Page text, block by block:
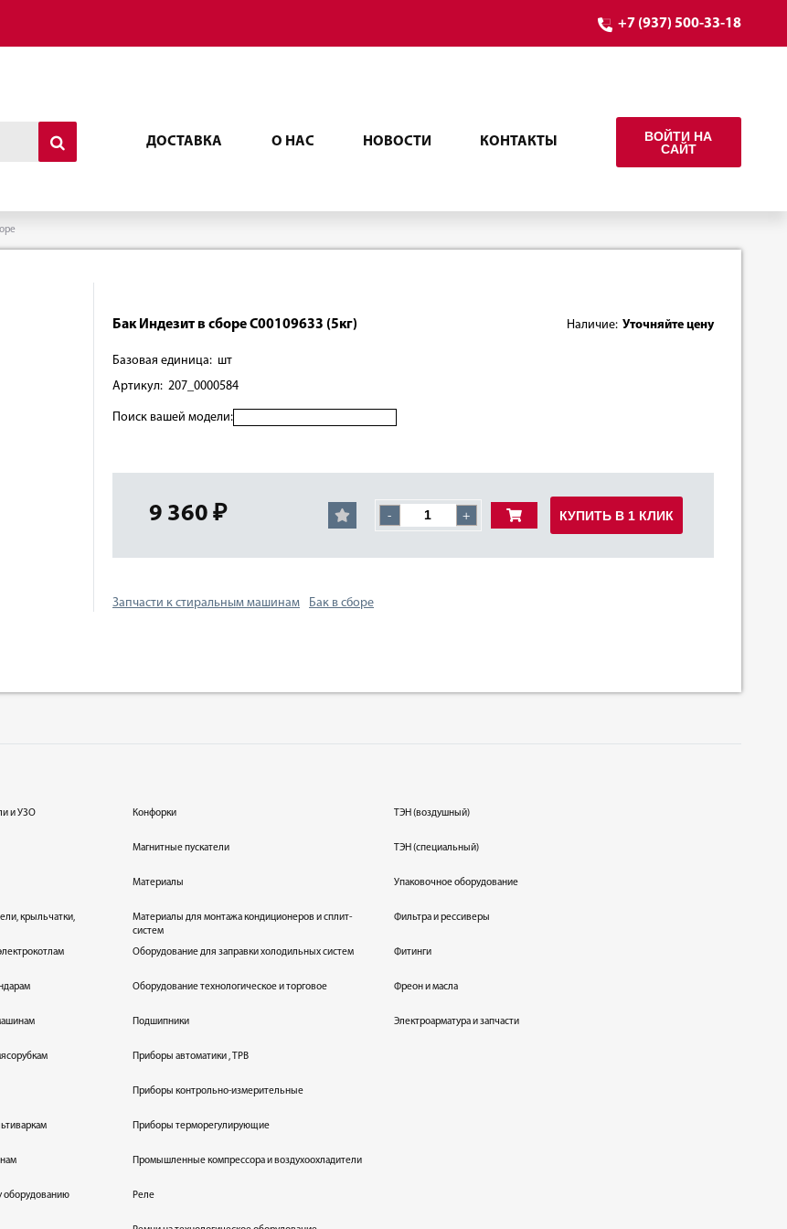
+7 (937) 500-33-18
ДОСТАВКА О НАС НОВОСТИ КОНТАКТЫ
ВОЙТИ НА
САЙТ
Бак Индезит в сборе C00109633 (5кг) Наличие: Уточняйте цену
Базовая единица: шт
Артикул: 207_0000584
Поиск вашей модели:
9 360 ₽ - + КУПИТЬ В 1 КЛИК
Запчасти к стиральным машинам Бак в сборе
и УЗО
крыльчатки,
оборудованию
Конфорки
Магнитные пускатели
Материалы
Материалы для монтажа кондиционеров и сплит-
систем
Оборудование для заправки холодильных систем
Оборудование технологическое и торговое
Подшипники
Приборы автоматики , ТРВ
Приборы контрольно-измерительные
Приборы терморегулирующие
Промышленные компрессора и воздухоохладители
Реле
ТЭН (воздушный)
ТЭН (специальный)
Упаковочное оборудование
Фильтра и рессиверы
Фитинги
Фреон и масла
Электроарматура и запчасти